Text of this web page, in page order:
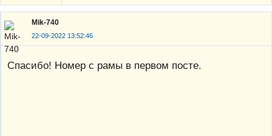
Mik-740
22-09-2022 13:52:46
Спасибо! Номер с рамы в первом посте.